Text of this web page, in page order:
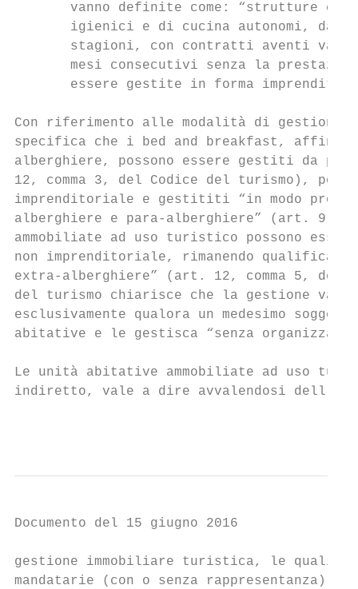
vanno definite come: “strutture
igienici e di cucina autonomi,
stagioni, con contratti aventi
mesi consecutivi senza la
essere gestite in forma
Con riferimento alle modalità di gestione
specifica che i bed and breakfast,
alberghiere, possono essere gestiti da
12, comma 3, del Codice del turismo),
imprenditoriale e gestititi “in modo
alberghiere e para-alberghiere” (art. 9
ammobiliate ad uso turistico possono
non imprenditoriale, rimanendo
extra-alberghiere” (art. 12, comma 5,
del turismo chiarisce che la gestione va
esclusivamente qualora un medesimo
abitative e le gestisca “senza
Le unità abitative ammobiliate ad uso
indiretto, vale a dire avvalendosi
Documento del 15 giugno 2016
gestione immobiliare turistica, le quali
mandatarie (con o senza